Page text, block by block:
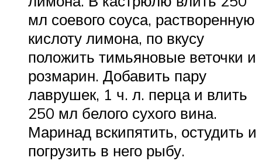
мл соевого соуса, растворенную
кислоту лимона, по вкусу
положить тимьяновые веточки и
розмарин. Добавить пару
лаврушек, 1 ч. л. перца и влить
250 мл белого сухого вина.
Маринад вскипятить, остудить и
погрузить в него рыбу.